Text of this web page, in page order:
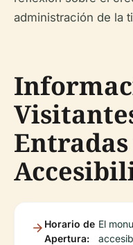
administración de la
Horario de
Apertura:
El